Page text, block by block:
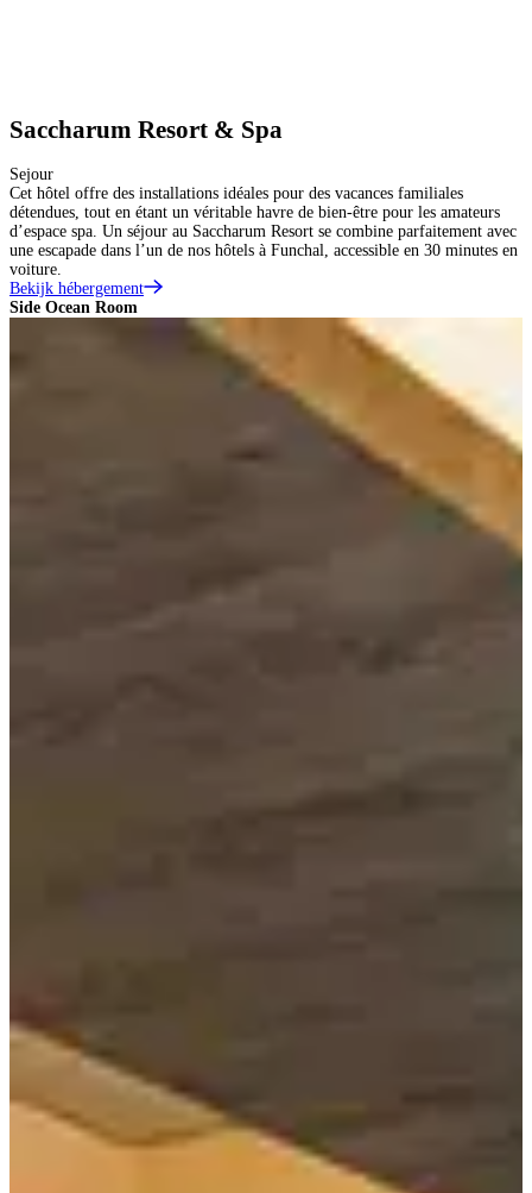
Saccharum Resort & Spa
Sejour
Cet hôtel offre des installations idéales pour des vacances familiales
détendues, tout en étant un véritable havre de bien-être pour les amateurs
d’espace spa. Un séjour au Saccharum Resort se combine parfaitement avec
une escapade dans l’un de nos hôtels à Funchal, accessible en 30 minutes en
voiture.
Bekijk hébergement
Side Ocean Room